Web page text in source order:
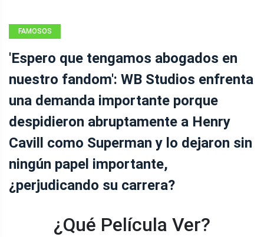
FAMOSOS
'Espero que tengamos abogados en
nuestro fandom': WB Studios enfrenta
una demanda importante porque
despidieron abruptamente a Henry
Cavill como Superman y lo dejaron sin
ningún papel importante,
¿perjudicando su carrera?
¿Qué Película Ver?